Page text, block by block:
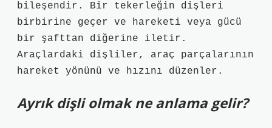
bileşendir. Bir tekerleğin dişleri
birbirine geçer ve hareketi veya gücü
bir şafttan diğerine iletir.
Araçlardaki dişliler, araç parçalarının
hareket yönünü ve hızını düzenler.
Ayrık dişli olmak ne anlama gelir?